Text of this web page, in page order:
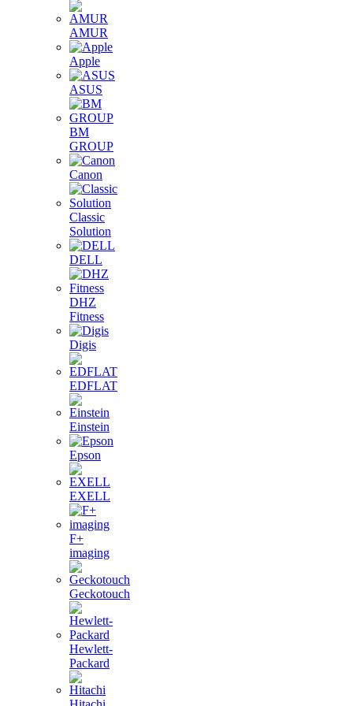
AMUR
Apple
ASUS
BM
GROUP
Canon
Classic
Solution
DELL
DHZ
Fitness
Digis
EDFLAT
Einstein
Epson
EXELL
F+
imaging
Geckotouch
Hewlett-
Packard